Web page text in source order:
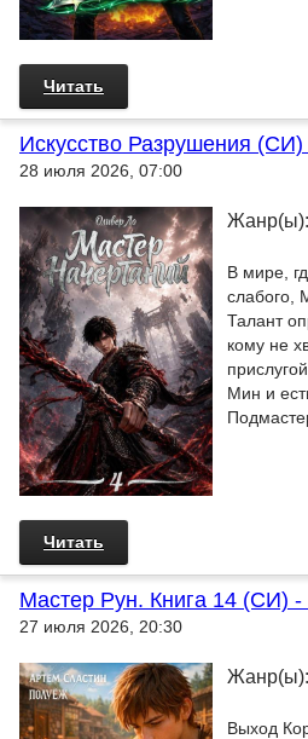
Читать
Искусство Разрушения
28 июля 2026, 07:00
В мире,
слабого,
Талант
кому не
Мин и
Читать
Мастер Рун. Книга 14 (СИ) -
27 июля 2026, 20:30
Жанр(ы):
Выход